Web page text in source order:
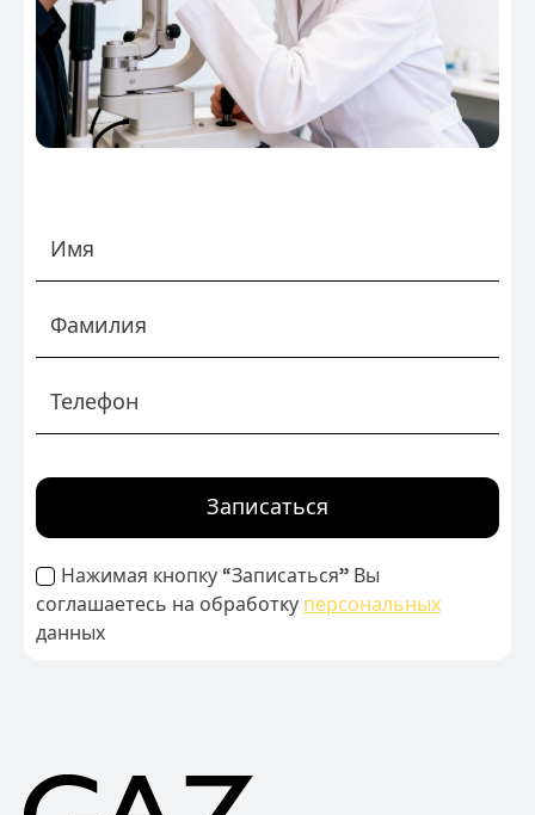
Записаться
Нажимая кнопку “Записаться” Вы
соглашаетесь на обработку персональных
данных